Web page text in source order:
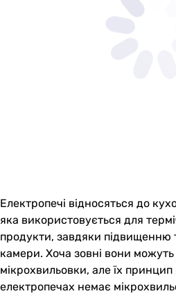
Електропечі відносяться до
яка використовується для
продукти, завдяки підвищенню
камери. Хоча зовні вони
мікрохвильовки, але їх
електропечах немає